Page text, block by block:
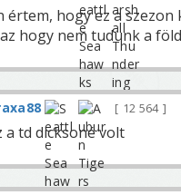
értem, hogy ez a
hogy nem tudunk a
12 564
a td dicksoné volt